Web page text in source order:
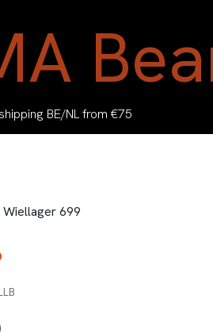
BE/NL from €75